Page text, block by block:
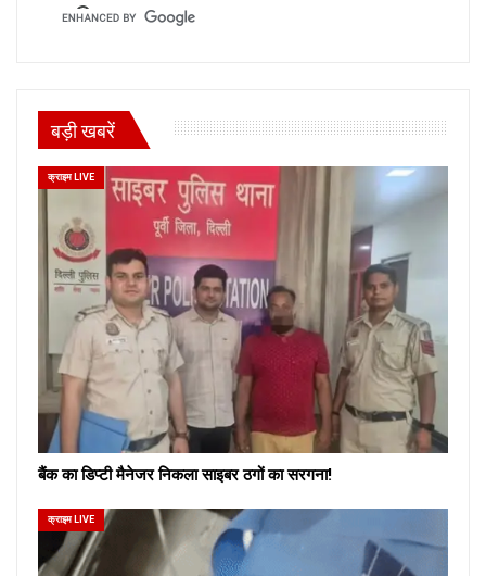
बड़ी खबरें
क्राइम LIVE
बैंक का डिप्टी मैनेजर निकला साइबर ठगों का सरगना!
क्राइम LIVE